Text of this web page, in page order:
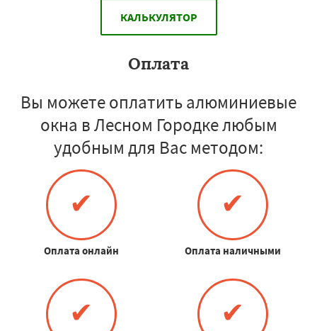
КАЛЬКУЛЯТОР
Оплата
Вы можете оплатить алюминиевые
окна в Лесном Городке любым
удобным для Вас методом:
✔
Оплата онлайн
✔
Оплата наличными
✔ ✔